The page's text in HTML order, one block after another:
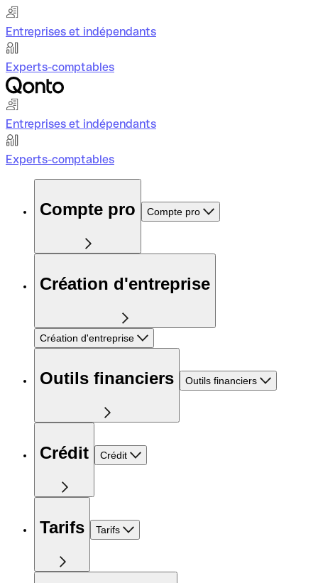
Entreprises et indépendants
Experts-comptables
Entreprises et indépendants
Experts-comptables
Compte pro Compte pro
Création d'entreprise
Création d'entreprise
Outils financiers Outils financiers
Crédit Crédit
Tarifs Tarifs